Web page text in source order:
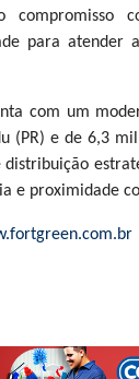
compromisso
para atender
com um
(PR) e de 6,3
e proximidade